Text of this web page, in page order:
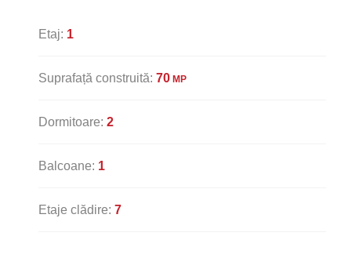
Etaj: 1
Suprafață construită: 70 MP
Dormitoare: 2
Balcoane: 1
Etaje clădire: 7